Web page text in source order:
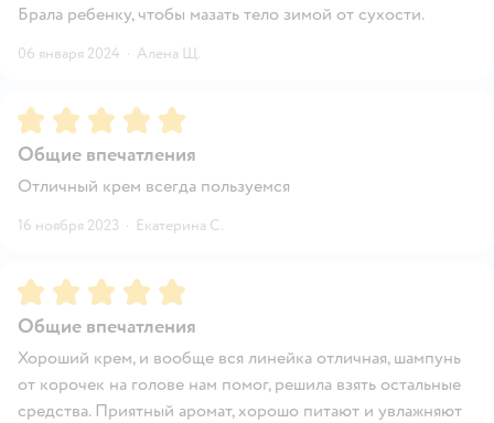
Брала ребенку, чтобы мазать тело зимой от сухости.
06 января 2024 · Алена Щ.
Рейтинг:5
Общие впечатления
Отличный крем всегда пользуемся
16 ноября 2023 · Екатерина С.
Рейтинг:5
Общие впечатления
Хороший крем, и вообще вся линейка отличная, шампунь
от корочек на голове нам помог, решила взять остальные
средства. Приятный аромат, хорошо питают и увлажняют